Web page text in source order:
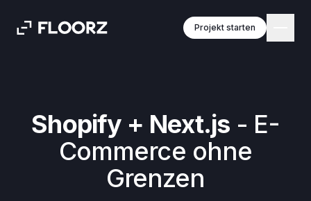
Projekt starten
Shopify + Next.js - E-
Commerce ohne
Grenzen